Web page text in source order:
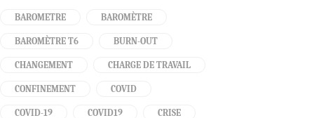
BAROMETRE BAROMÈTRE
BAROMÈTRE T6 BURN-OUT
CHANGEMENT CHARGE DE TRAVAIL
CONFINEMENT COVID
COVID-19 COVID19 CRISE